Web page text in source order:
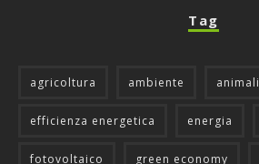
Tag
agricoltura ambiente animali
efficienza energetica energia
fotovoltaico green economy